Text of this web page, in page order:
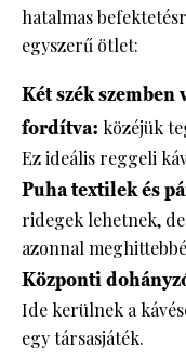
hatalmas
egyszerű ötlet:
Két szék szemben
fordítva: közéjük
Ez ideális reggeli
Puha textilek és
ridegek lehetnek,
azonnal
Központi
Ide kerülnek a
egy társasjáték.